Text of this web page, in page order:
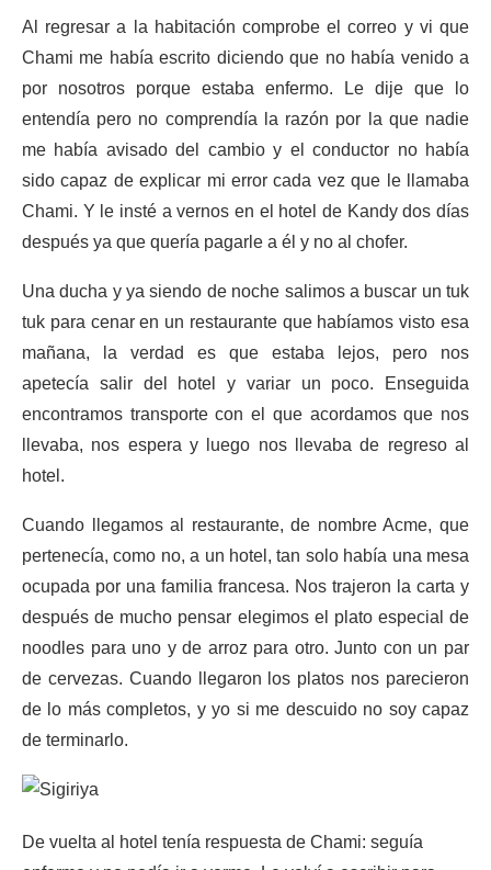
Al regresar a la habitación comprobe el correo y vi que
Chami me había escrito diciendo que no había venido a
por nosotros porque estaba enfermo. Le dije que lo
entendía pero no comprendía la razón por la que nadie
me había avisado del cambio y el conductor no había
sido capaz de explicar mi error cada vez que le llamaba
Chami. Y le insté a vernos en el hotel de Kandy dos días
después ya que quería pagarle a él y no al chofer.
Una ducha y ya siendo de noche salimos a buscar un tuk
tuk para cenar en un restaurante que habíamos visto esa
mañana, la verdad es que estaba lejos, pero nos
apetecía salir del hotel y variar un poco. Enseguida
encontramos transporte con el que acordamos que nos
llevaba, nos espera y luego nos llevaba de regreso al
hotel.
Cuando llegamos al restaurante, de nombre Acme, que
pertenecía, como no, a un hotel, tan solo había una mesa
ocupada por una familia francesa. Nos trajeron la carta y
después de mucho pensar elegimos el plato especial de
noodles para uno y de arroz para otro. Junto con un par
de cervezas. Cuando llegaron los platos nos parecieron
de lo más completos, y yo si me descuido no soy capaz
de terminarlo.
De vuelta al hotel tenía respuesta de Chami: seguía